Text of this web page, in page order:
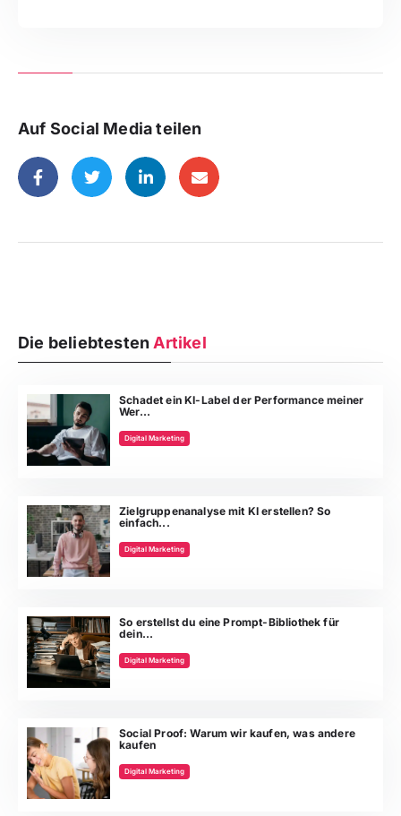
Auf Social Media teilen
Die beliebtesten Artikel
Schadet ein KI-Label der Performance meiner
Wer...
Digital Marketing
Zielgruppenanalyse mit KI erstellen? So
einfach...
Digital Marketing
So erstellst du eine Prompt-Bibliothek für
dein...
Digital Marketing
Social Proof: Warum wir kaufen, was andere
kaufen
Digital Marketing